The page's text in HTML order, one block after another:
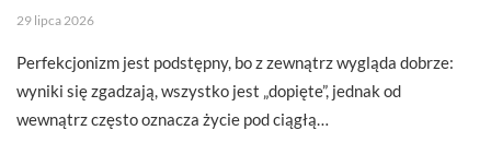
29 lipca 2026
Perfekcjonizm jest podstępny, bo z zewnątrz wygląda dobrze:
wyniki się zgadzają, wszystko jest „dopięte”, jednak od
wewnątrz często oznacza życie pod ciągłą…